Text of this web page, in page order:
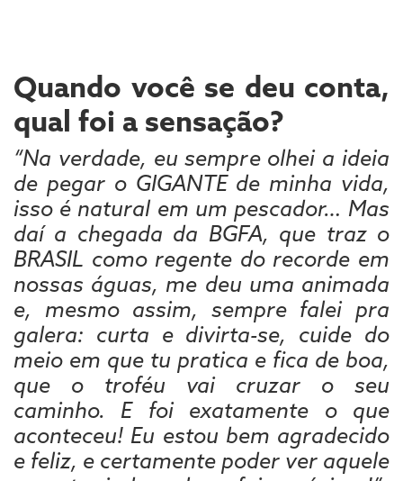
Quando você se deu conta,
qual foi a sensação?
“Na verdade, eu sempre olhei a ideia
de pegar o GIGANTE de minha vida,
isso é natural em um pescador… Mas
daí a chegada da BGFA, que traz o
BRASIL como regente do recorde em
nossas águas, me deu uma animada
e, mesmo assim, sempre falei pra
galera: curta e divirta-se, cuide do
meio em que tu pratica e fica de boa,
que o troféu vai cruzar o seu
caminho. E foi exatamente o que
aconteceu! Eu estou bem agradecido
e feliz, e certamente poder ver aquele